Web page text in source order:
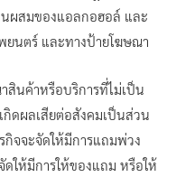
ผสมของแอลกอฮอล์ และ
ยนตร์ และทางป้ายโฆษณา
นค้าหรือบริการที่ไม่เป็น
กิดผลเสียต่อสังคมเป็นส่วน
จจะจัดให้มีการแถมพ่วง
ดให้มีการให้ของแถม หรือให้